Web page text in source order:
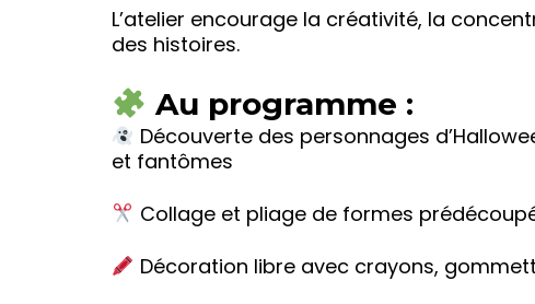
L’atelier encourage la créativité, la
des histoires.
Au programme :
Découverte des personnages
et fantômes
Collage et pliage de formes
Décoration libre avec crayons,